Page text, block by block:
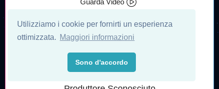
Utilizziamo i cookie per fornirti un esperienza
ottimizzata. Maggiori informazioni
Sono d'accordo
Guarda Video
DATA DI USCITA
17/03/2026
Playstation 5